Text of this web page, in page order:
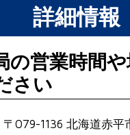
詳細情報
の営業時間
さい
〒079-1136 北海道赤平